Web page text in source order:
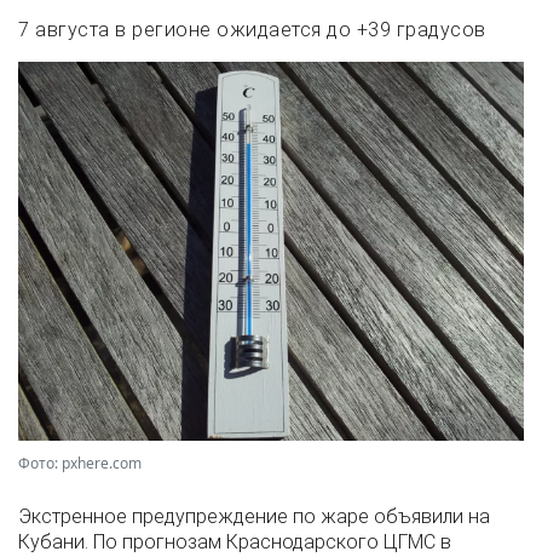
7 августа в регионе ожидается до +39 градусов
Фото: pxhere.com
Экстренное предупреждение по жаре объявили на
Кубани. По прогнозам Краснодарского ЦГМС в